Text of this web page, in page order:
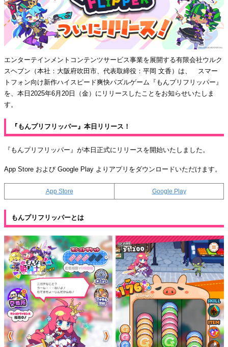
エンターテインメントコンテンツサービス事業を展開する有限会社ウルク
スヘブン（本社：大阪府吹田市、代表取締役：平岡 文香）は、 スマー
トフォン向け新作ハイスピード爽快パズルゲーム『もんプリフリッパー』
を、本日2025年6月20日（金）にリリースしたことをお知らせいたしま
す。
『もんプリフリッパー』本日リリース！
『もんプリフリッパー』が本日正式にリリースを開始いたしました。
App Store および Google Play よりアプリをダウンロードいただけます。
App Store Google Play
もんプリフリッパーとは